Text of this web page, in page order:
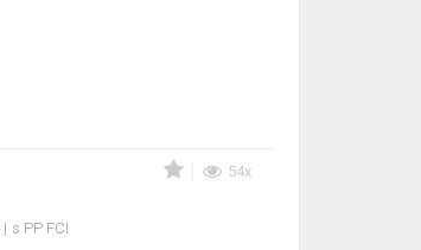
54x
s PP FCI